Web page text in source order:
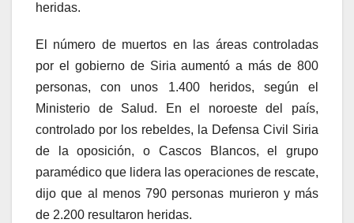
heridas.
El número de muertos en las áreas controladas
por el gobierno de Siria aumentó a más de 800
personas, con unos 1.400 heridos, según el
Ministerio de Salud. En el noroeste del país,
controlado por los rebeldes, la Defensa Civil Siria
de la oposición, o Cascos Blancos, el grupo
paramédico que lidera las operaciones de rescate,
dijo que al menos 790 personas murieron y más
de 2.200 resultaron heridas.